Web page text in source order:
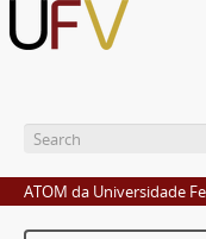
ATOM da Universidade